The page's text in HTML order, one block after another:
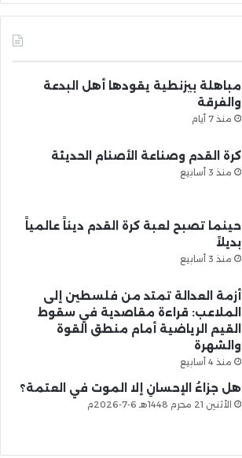
مباهلة بيزنطية يقودها أهل البدعة
والفرقة
منذ 7 أيام
كرة القدم وصناعة الأصنام الحديثة
منذ 3 أسابيع
حينما تصبح لعبة كرة القدم ديناً عالمياً
بديلاً
منذ 3 أسابيع
أزمة العدالة تمتد من فلسطين إلى
الملاعب: قراءة مقاصدية في سقوط
القيم الرياضية أمام منطق القوة
والشهرة
منذ 4 أسابيع
هل جزاءُ الإحسانِ إلا الموت في العتمة؟
الأثنين 21 محرم 1448هـ 6-7-2026م